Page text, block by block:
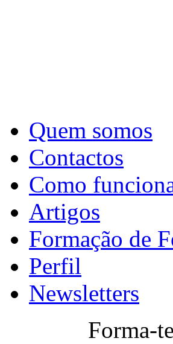
Quem somos
Contactos
Como
Artigos
Formação de
Perfil
Newsletters
Forma-